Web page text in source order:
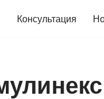
Консультация